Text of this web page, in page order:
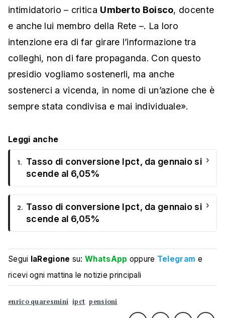
intimidatorio – critica Umberto Boisco, docente
e anche lui membro della Rete –. La loro
intenzione era di far girare l’informazione tra
colleghi, non di fare propaganda. Con questo
presidio vogliamo sostenerli, ma anche
sostenerci a vicenda, in nome di un’azione che è
sempre stata condivisa e mai individuale».
Leggi anche
1.
Tasso di conversione Ipct, da gennaio si
scende al 6,05%
›
2. Tasso di conversione Ipct, da gennaio si
scende al 6,05%
›
Segui laRegione su:WhatsApp oppure Telegram e
ricevi ogni mattina le notizie principali
enrico quaresmini ipct pensioni